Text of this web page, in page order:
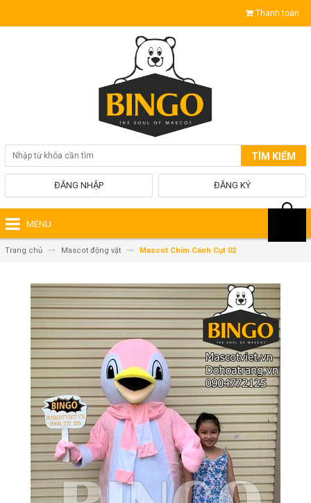
Thanh toán
TÌM KIẾM
ĐĂNG KÝ
ĐĂNG NHẬP
MENU
Trang chủ Mascot động vật Mascot Chim Cánh Cụt 02